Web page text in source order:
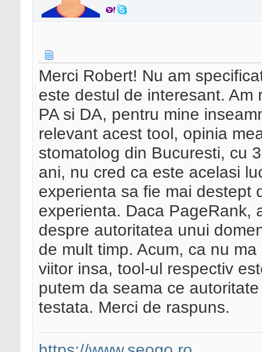
Merci Robert! Nu am
este destul de interesant. Am
PA si DA, pentru mine
relevant acest tool, opinia
stomatolog din Bucuresti, cu
ani, nu cred ca este acelasi
experienta sa fie mai destept
experienta. Daca PageRank,
despre autoritatea unui
de mult timp. Acum, ca nu
viitor insa, tool-ul respectiv
putem da seama ce
testata. Merci de raspuns.